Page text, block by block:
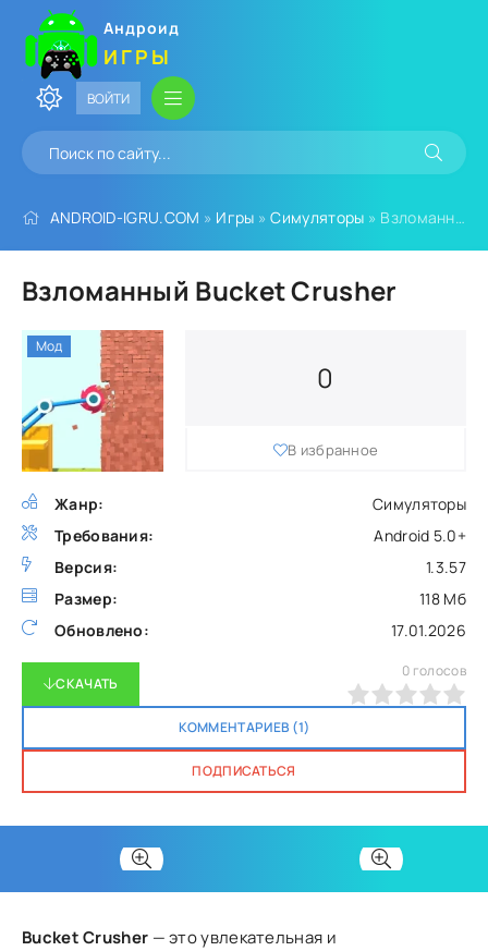
Андроид
ИГРЫ
ВОЙТИ
ANDROID-IGRU.COM » Игры »Симуляторы » Взломанный Bucket Crusher
Взломанный Bucket Crusher
Жанр:
Симуляторы
Требования:
Android 5.0+
Версия:
1.3.57
Размер:
118 Мб
Обновлено:
17.01.2026
0
В избранное
СКАЧАТЬ
КОММЕНТАРИЕВ (1)
ПОДПИСАТЬСЯ
0 голосов
Мод
Bucket Crusher — это увлекательная и